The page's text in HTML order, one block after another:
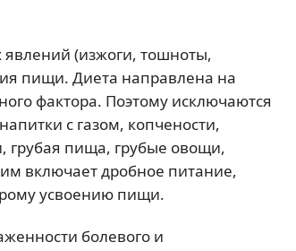
явлений (изжоги, тошноты,
пищи. Диета направлена на
фактора. Поэтому исключаются
с газом, копчености,
грубая пища, грубые овощи,
включает дробное питание,
усвоению пищи.
болевого и